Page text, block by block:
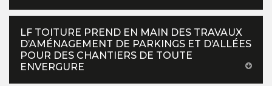
LF TOITURE PREND EN MAIN DES TRAVAUX
D’AMÉNAGEMENT DE PARKINGS ET D’ALLÉES
POUR DES CHANTIERS DE TOUTE
ENVERGURE